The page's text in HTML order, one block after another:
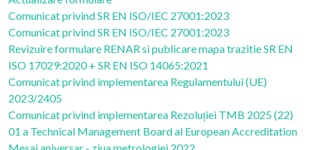
Comunicat privind SR EN ISO/IEC 27001:2023
Comunicat privind SR EN ISO/IEC 27001:2023
Revizuire formulare RENAR si publicare mapa trazitie SR EN
ISO 17029:2020 + SR EN ISO 14065:2021
Comunicat privind implementarea Regulamentului (UE)
2023/2405
Comunicat privind implementarea Rezoluției TMB 2025 (22)
01 a Technical Management Board al European Accreditation